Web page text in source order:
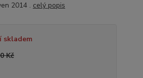
2014 . celý popis
skladem
Kč